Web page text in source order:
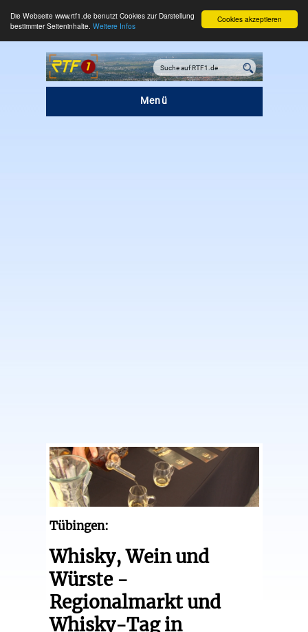
Cookies akzeptieren
Die Webseite www.rtf1.de benutzt Cookies zur Darstellung
bestimmter Seiteninhalte. Weitere Infos
Menü
Tübingen:
Whisky, Wein und
Würste -
Regionalmarkt und
Whisky-Tag in